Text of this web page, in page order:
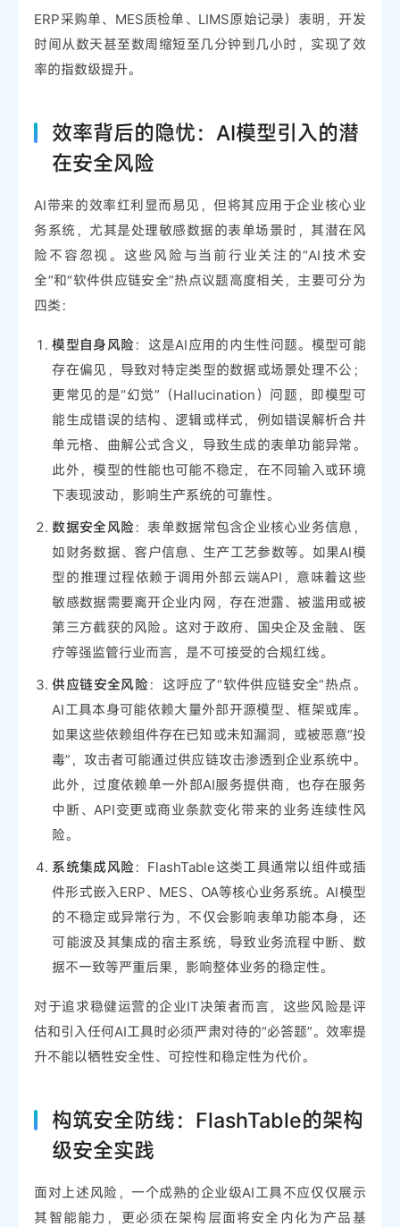
ERP采购单、MES质检单、LIMS原始记录）表明，开发
时间从数天甚至数周缩短至几分钟到几小时，实现了效
率的指数级提升。
效率背后的隐忧：AI模型引入的潜
在安全风险
AI带来的效率红利显而易见，但将其应用于企业核心业
务系统，尤其是处理敏感数据的表单场景时，其潜在风
险不容忽视。这些风险与当前行业关注的“AI技术安
全”和“软件供应链安全”热点议题高度相关，主要可分为
四类：
模型自身风险 ：这是AI应用的内生性问题。模型可能
存在偏见，导致对特定类型的数据或场景处理不公；
更常见的是“幻觉”（Hallucination）问题，即模型可
能生成错误的结构、逻辑或样式，例如错误解析合并
单元格、曲解公式含义，导致生成的表单功能异常。
此外，模型的性能也可能不稳定，在不同输入或环境
下表现波动，影响生产系统的可靠性。
数据安全风险 ：表单数据常包含企业核心业务信息，
如财务数据、客户信息、生产工艺参数等。如果AI模
型的推理过程依赖于调用外部云端API，意味着这些
敏感数据需要离开企业内网，存在泄露、被滥用或被
第三方截获的风险。这对于政府、国央企及金融、医
疗等强监管行业而言，是不可接受的合规红线。
供应链安全风险 ：这呼应了“软件供应链安全”热点。
AI工具本身可能依赖大量外部开源模型、框架或库。
如果这些依赖组件存在已知或未知漏洞，或被恶意“投
毒”，攻击者可能通过供应链攻击渗透到企业系统中。
此外，过度依赖单一外部AI服务提供商，也存在服务
中断、API变更或商业条款变化带来的业务连续性风
险。
系统集成风险 ：FlashTable这类工具通常以组件或插
件形式嵌入ERP、MES、OA等核心业务系统。AI模型
的不稳定或异常行为，不仅会影响表单功能本身，还
可能波及其集成的宿主系统，导致业务流程中断、数
据不一致等严重后果，影响整体业务的稳定性。
对于追求稳健运营的企业IT决策者而言，这些风险是评
估和引入任何AI工具时必须严肃对待的“必答题”。效率提
升不能以牺牲安全性、可控性和稳定性为代价。
构筑安全防线：FlashTable的架构
级安全实践
面对上述风险，一个成熟的企业级AI工具不应仅仅展示
其智能能力，更必须在架构层面将安全内化为产品基